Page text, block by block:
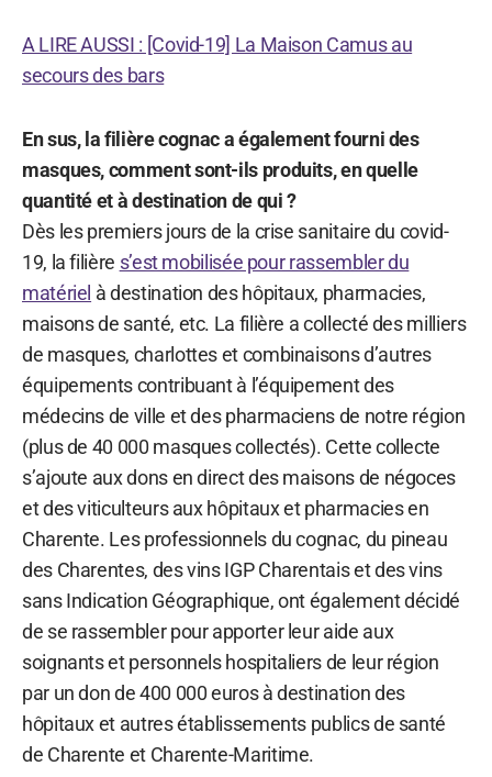
A LIRE AUSSI : [Covid-19] La Maison Camus au
secours des bars
En sus, la filière cognac a également fourni des
masques, comment sont-ils produits, en quelle
quantité et à destination de qui ?
Dès les premiers jours de la crise sanitaire du covid-
19, la filière s’est mobilisée pour rassembler du
matériel à destination des hôpitaux, pharmacies,
maisons de santé, etc. La filière a collecté des milliers
de masques, charlottes et combinaisons d’autres
équipements contribuant à l’équipement des
médecins de ville et des pharmaciens de notre région
(plus de 40 000 masques collectés). Cette collecte
s’ajoute aux dons en direct des maisons de négoces
et des viticulteurs aux hôpitaux et pharmacies en
Charente. Les professionnels du cognac, du pineau
des Charentes, des vins IGP Charentais et des vins
sans Indication Géographique, ont également décidé
de se rassembler pour apporter leur aide aux
soignants et personnels hospitaliers de leur région
par un don de 400 000 euros à destination des
hôpitaux et autres établissements publics de santé
de Charente et Charente-Maritime.